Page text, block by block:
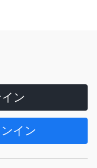
ン
イン